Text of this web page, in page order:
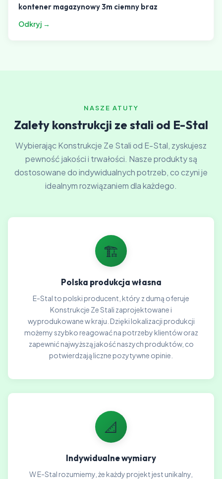
kontener magazynowy 3m ciemny braz
Odkryj →
NASZE ATUTY
Zalety konstrukcji ze stali od E-Stal
Wybierając Konstrukcje Ze Stali od E-Stal, zyskujesz
pewność jakości i trwałości. Nasze produkty są
dostosowane do indywidualnych potrzeb, co czyni je
idealnym rozwiązaniem dla każdego.
🏗️
Polska produkcja własna
E-Stal to polski producent, który z dumą oferuje
Konstrukcje Ze Stali zaprojektowane i
wyprodukowane w kraju. Dzięki lokalizacji produkcji
możemy szybko reagować na potrzeby klientów oraz
zapewnić najwyższą jakość naszych produktów, co
potwierdzają liczne pozytywne opinie.
📐
Indywidualne wymiary
W E-Stal rozumiemy, że każdy projekt jest unikalny,